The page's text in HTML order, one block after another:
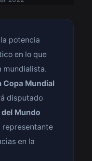
potencia
en lo que
mundialista.
Copa Mundial
disputado
Mundo
representante
en la